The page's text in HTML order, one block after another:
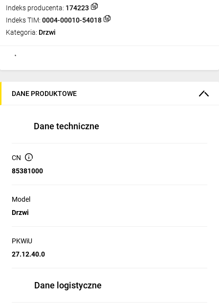
Indeks producenta: 174223
Indeks TIM: 0004-00010-54018
Kategoria: Drzwi
DANE PRODUKTOWE
Dane techniczne
CN
85381000
Model
Drzwi
PKWiU
27.12.40.0
Dane logistyczne